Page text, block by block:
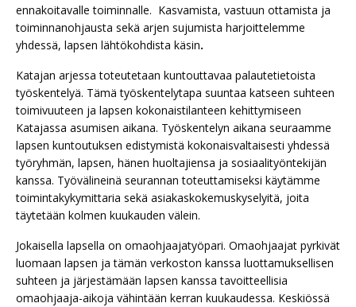
ennakoitavalle toiminnalle. Kasvamista, vastuun ottamista ja
toiminnanohjausta sekä arjen sujumista harjoittelemme
yhdessä, lapsen lähtökohdista käsin.
Katajan arjessa toteutetaan kuntouttavaa palautetietoista
työskentelyä. Tämä työskentelytapa suuntaa katseen suhteen
toimivuuteen ja lapsen kokonaistilanteen kehittymiseen
Katajassa asumisen aikana. Työskentelyn aikana seuraamme
lapsen kuntoutuksen edistymistä kokonaisvaltaisesti yhdessä
työryhmän, lapsen, hänen huoltajiensa ja sosiaalityöntekijän
kanssa. Työvälineinä seurannan toteuttamiseksi käytämme
toimintakykymittaria sekä asiakaskokemuskyselyitä, joita
täytetään kolmen kuukauden välein.
Jokaisella lapsella on omaohjaajatyöpari. Omaohjaajat pyrkivät
luomaan lapsen ja tämän verkoston kanssa luottamuksellisen
suhteen ja järjestämään lapsen kanssa tavoitteellisia
omaohjaaja-aikoja vähintään kerran kuukaudessa. Keskiössä